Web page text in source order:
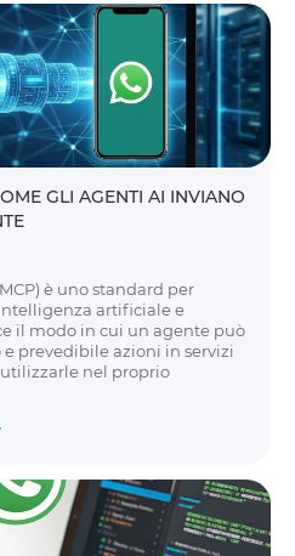
GLI AGENTI AI INVIANO
è uno standard per
artificiale e
il modo in cui un agente può
prevedibile azioni in servizi
nel proprio